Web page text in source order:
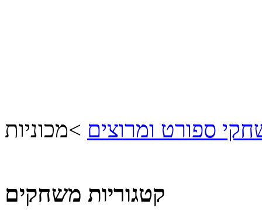
ספורט ומרוצים >מכוניות
קטגוריות משחקים